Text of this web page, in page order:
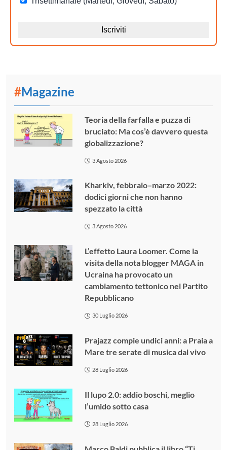
#Magazine
Teoria della farfalla e puzza di
bruciato: Ma cos’è davvero questa
globalizzazione?
3 Agosto 2026
Kharkiv, febbraio–marzo 2022:
dodici giorni che non hanno
spezzato la città
3 Agosto 2026
L’effetto Laura Loomer. Come la
visita della nota blogger MAGA in
Ucraina ha provocato un
cambiamento tettonico nel Partito
Repubblicano
30 Luglio 2026
Prajazz compie undici anni: a Praia a
Mare tre serate di musica dal vivo
28 Luglio 2026
Il lupo 2.0: addio boschi, meglio
l’umido sotto casa
28 Luglio 2026